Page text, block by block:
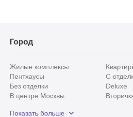
Город
Жилые комплексы
Пентхаусы
С
Без отделки
Deluxe
В центре Москвы
Рядом с парком
Показать больше